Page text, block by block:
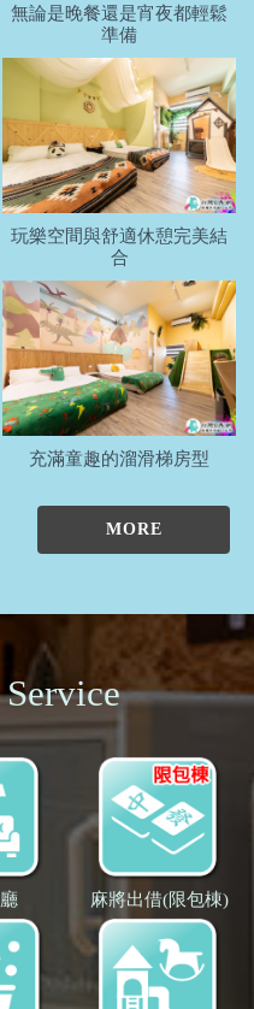
無論是晚餐還是宵夜都輕鬆
準備
玩樂空間與舒適休憩完美結
合
充滿童趣的溜滑梯房型
MORE
麻將出借(限包棟)